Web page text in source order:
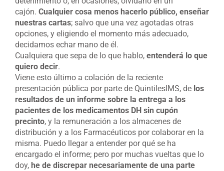
cajón. Cualquier cosa menos hacerlo público, enseñar
nuestras cartas; salvo que una vez agotadas otras
opciones, y eligiendo el momento más adecuado,
decidamos echar mano de él.
Cualquiera que sepa de lo que hablo, entenderá lo que
quiero decir.
Viene esto último a colación de la reciente
presentación pública por parte de QuintilesIMS, de los
resultados de un informe sobre la entrega a los
pacientes de los medicamentos DH sin cupón
precinto, y la remuneración a los almacenes de
distribución y a los Farmacéuticos por colaborar en la
misma. Puedo llegar a entender por qué se ha
encargado el informe; pero por muchas vueltas que lo
doy, he de discrepar necesariamente de una parte